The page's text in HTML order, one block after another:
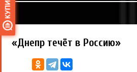
«Днепр течёт в Россию»